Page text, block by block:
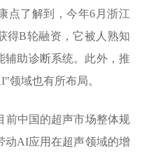
点了解到，今年6 月浙江
得B轮融资，它被人熟知
辅助诊断系统。此外，推
"领域也有所布局。
前中国的超声市场整体规
动AI应用在超声领域的增